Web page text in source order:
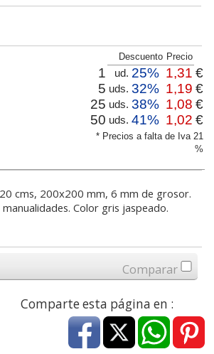
* Precios a falta de Iva 21
%
Descuento Precio
1 ud. 25% 1,31 €
5 uds. 32% 1,19 €
25 uds. 38% 1,08 €
50 uds. 41% 1,02 €
cms, 200x200 mm, 6 mm de grosor.
Color gris jaspeado.
Comparar
Comparte esta página en :